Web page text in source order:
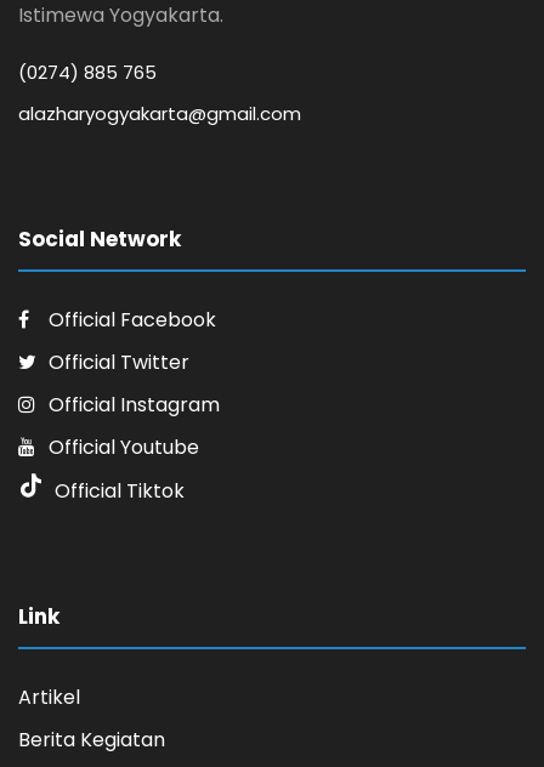
Istimewa Yogyakarta.
(0274) 885 765
alazharyogyakarta@gmail.com
Social Network
Official Facebook
Official Twitter
Official Instagram
Official Youtube
Official Tiktok
Link
Artikel
Berita Kegiatan